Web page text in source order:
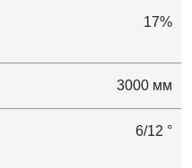
17%
3000 мм
6/12 °